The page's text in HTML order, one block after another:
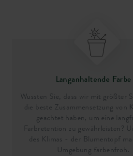
Langanhaltende Farbe
Wussten Sie, dass wir mit größter
die beste Zusammensetzung von
geachtet haben, um eine
Farbretention zu gewährleisten?
des Klimas - der Blumentopf
Umgebung farbenfroh.